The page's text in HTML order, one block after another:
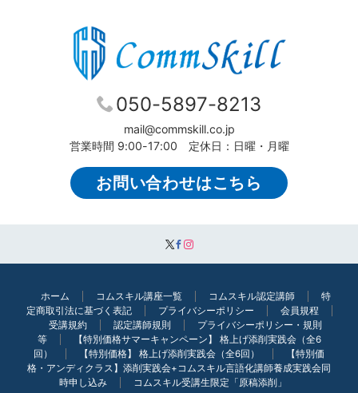
050-5897-8213
mail@commskill.co.jp
営業時間 9:00-17:00 定休日：日曜・月曜
お問い合わせはこちら
ホーム コムスキル講座一覧 コムスキル認定講師
特
定商取引法に基づく表記
プライバシーポリシー
会員規程
受講規約
認定講師規則
プライバシーポリシー・規則
等
【特別価格サマーキャンペーン】 格上げ添削実践会（全6
回）
【特別価格】 格上げ添削実践会（全6回）
【特別価
格・アンディクラス】添削実践会+コムスキル言語化講師養成実践会同
時申し込み
コムスキル受講生限定「原稿添削」